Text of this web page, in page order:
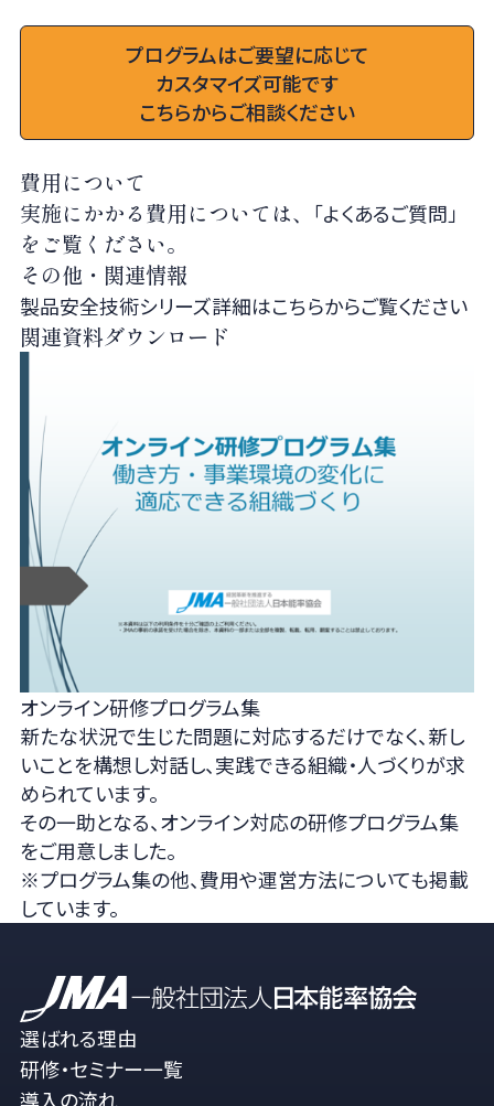
プログラムはご要望に応じて
カスタマイズ可能です
こちらからご相談ください
費用について
実施にかかる費用については、 「よくあるご質問」
をご覧ください。
その他・関連情報
製品安全技術シリーズ詳細はこちらからご覧ください
関連資料ダウンロード
オンライン研修プログラム集
新たな状況で生じた問題に対応するだけでなく、新し
いことを構想し対話し、実践できる組織・人づくりが求
められています。
その一助となる、オンライン対応の研修プログラム集
をご用意しました。
※プログラム集の他、費用や運営方法についても掲載
しています。
選ばれる理由
研修・セミナー一覧
導入の流れ